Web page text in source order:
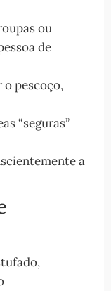
ou
de
o pescoço,
“seguras”
a